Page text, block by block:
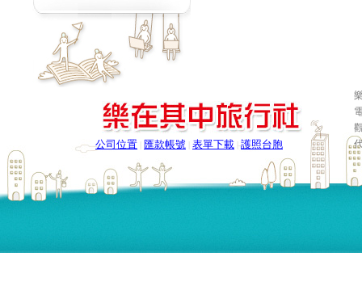
公司位置 匯款帳號 表單下載 |護照台胞